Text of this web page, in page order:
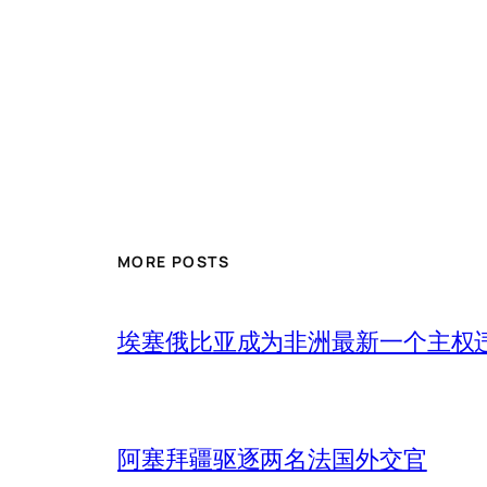
MORE POSTS
埃塞俄比亚成为非洲最新一个主权
阿塞拜疆驱逐两名法国外交官